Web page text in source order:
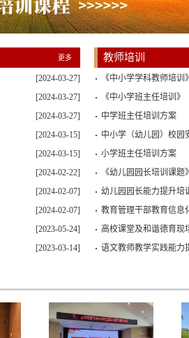
更多
[2024-03-27]
[2024-03-27]
[2024-03-27]
[2024-03-15]
[2024-03-15]
[2024-02-22]
[2024-02-07]
[2024-02-07]
[2023-05-24]
[2023-03-14]
教师培训
《中小学学科教师培训》
《中小学班主任培训》
中学班主任培训方案
中小学（幼儿园）校园
小学班主任培训方案
《幼儿园园长培训课题》
幼儿园园长能力提升培
教育管理干部教育信息
高校课堂及和谐德育现
语文教师教学实践能力